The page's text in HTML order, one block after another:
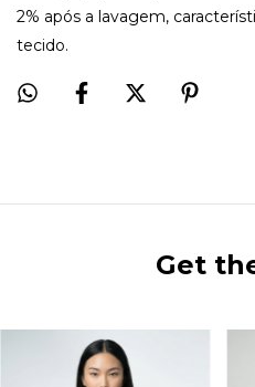
2% após a lavagem,
tecido.
Get